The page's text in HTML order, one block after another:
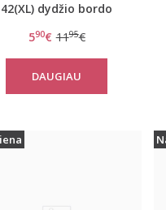
42(XL) dydžio bordo
New Day String
590€ 1195€
DAUGIAU